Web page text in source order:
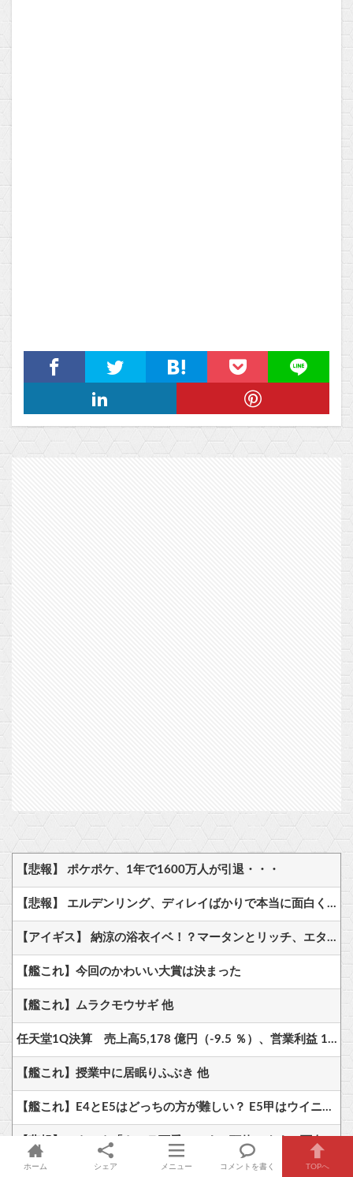
【悲報】 ポケポケ、1年で1600万人が引退・・・
【悲報】 エルデンリング、ディレイばかりで本当に面白くないこのゲーム←賛同の声が多数…
【アイギス】 納涼の浴衣イベ！？マータンとリッチ、エターナーが来る模様！！！
【艦これ】今回のかわいい大賞は決まった
【艦これ】ムラクモウサギ 他
任天堂1Q決算 売上高5,178 億円（-9.5 ％）、営業利益 1,425 億円（+150.5 %）
【艦これ】授業中に居眠りふぶき 他
【艦これ】E4とE5はどっちの方が難しい？ E5甲はウイニングランって聞いたんだけど
ホーム シェア メニュー コメントを書く TOPへ